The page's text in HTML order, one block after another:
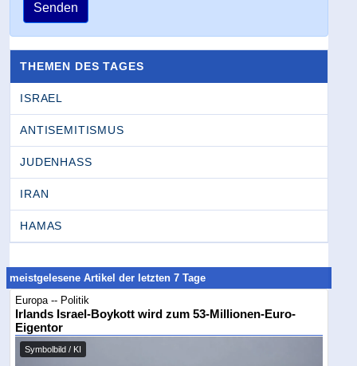
Senden
THEMEN DES TAGES
ISRAEL
ANTISEMITISMUS
JUDENHASS
IRAN
HAMAS
meistgelesene Artikel der letzten 7 Tage
Europa -- Politik
Irlands Israel-Boykott wird zum 53-Millionen-Euro-
Eigentor
Symbolbild / KI